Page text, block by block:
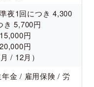
夜1回につき 4,300
き 5,700円
円
円
/ 12月）
金 / 雇用保険 / 労